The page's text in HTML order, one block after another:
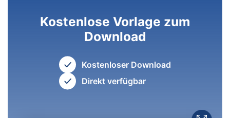
Kostenlose Vorlage zum
Download
Kostenloser Download
Direkt verfügbar